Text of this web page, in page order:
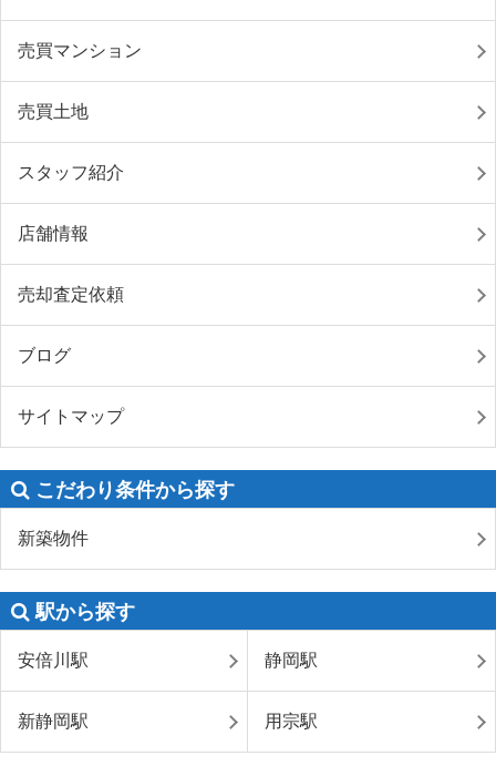
売買マンション
売買土地
スタッフ紹介
店舗情報
売却査定依頼
ブログ
サイトマップ
こだわり条件から探す
新築物件
駅から探す
安倍川駅 静岡駅
新静岡駅 用宗駅